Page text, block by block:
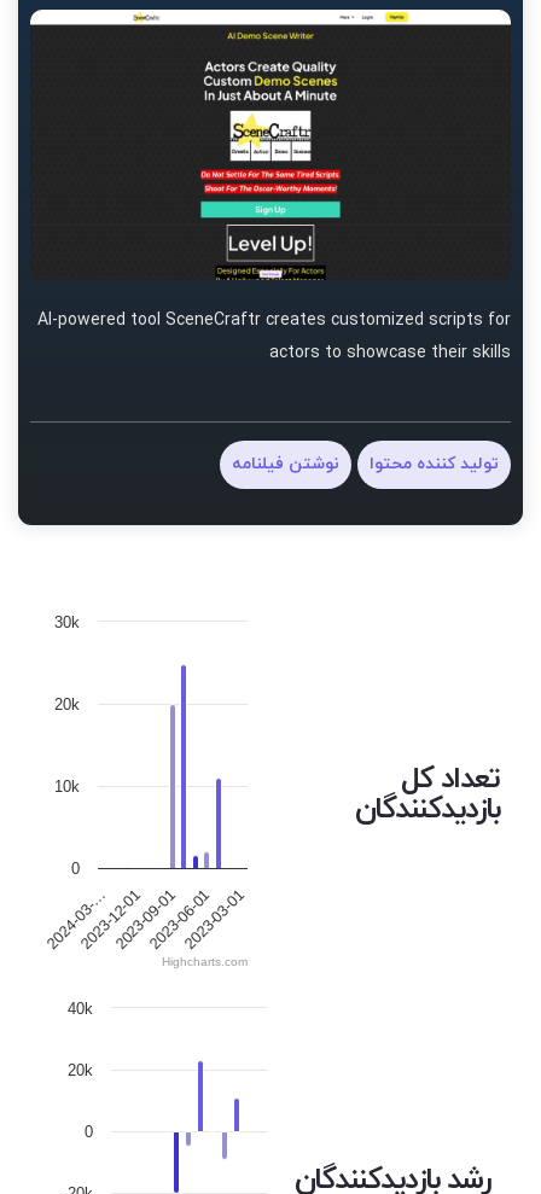
AI-powered tool SceneCraftr creates customized scripts for
actors to showcase their skills
تولید کننده محتوا نوشتن فیلنامه
تعداد کل
بازدیدکنندگان
2024-03-…
2023-12-012023-09-012023-06-012023-03-01
0
10k
20k
30k
Highcharts.com
رشد بازدیدکنندگان
0
20k
40k